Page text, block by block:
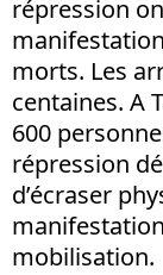
répression
morts. Les
centaines. A
600
répression
d’écraser
mobilisation.